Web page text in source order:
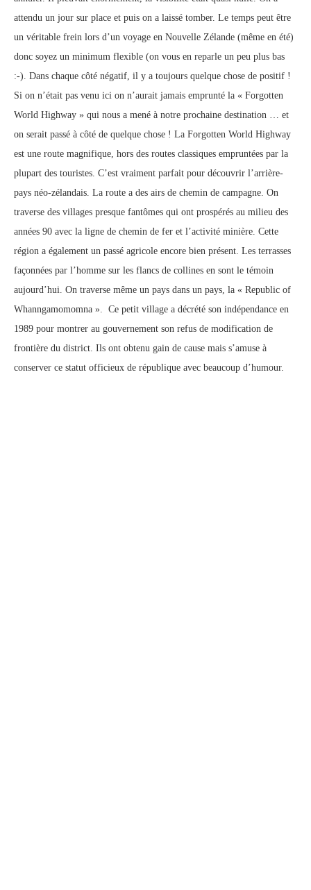
attendu un jour sur place et puis on a laissé tomber. Le temps peut être
un véritable frein lors d’un voyage en Nouvelle Zélande (même en été)
donc soyez un minimum flexible (on vous en reparle un peu plus bas
:-). Dans chaque côté négatif, il y a toujours quelque chose de positif !
Si on n’était pas venu ici on n’aurait jamais emprunté la « Forgotten
World Highway » qui nous a mené à notre prochaine destination … et
on serait passé à côté de quelque chose ! La Forgotten World Highway
est une route magnifique, hors des routes classiques empruntées par la
plupart des touristes. C’est vraiment parfait pour découvrir l’arrière-
pays néo-zélandais. La route a des airs de chemin de campagne. On
traverse des villages presque fantômes qui ont prospérés au milieu des
années 90 avec la ligne de chemin de fer et l’activité minière. Cette
région a également un passé agricole encore bien présent. Les terrasses
façonnées par l’homme sur les flancs de collines en sont le témoin
aujourd’hui. On traverse même un pays dans un pays, la « Republic of
Whanngamomomna ». Ce petit village a décrété son indépendance en
1989 pour montrer au gouvernement son refus de modification de
frontière du district. Ils ont obtenu gain de cause mais s’amuse à
conserver ce statut officieux de république avec beaucoup d’humour.